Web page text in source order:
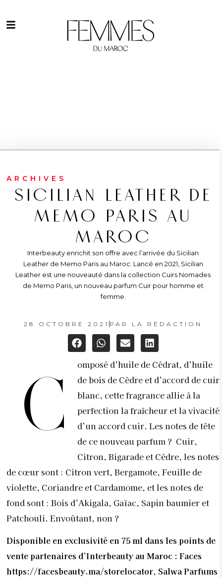
ARCHIVES
SICILIAN LEATHER DE
MEMO PARIS AU
MAROC
Interbeauty enrichit son offre avec l’arrivée du Sicilian
Leather de Memo Paris au Maroc. Lancé en 2021, Sicilian
Leather est une nouveauté dans la collection Cuirs Nomades
de Memo Paris, un nouveau parfum Cuir pour homme et
femme.
28 OCTOBRE 2021 PAR LA RÉDACTION
C
omposé d’huile de Cédrat, d’huile
de bois de Cèdre et d’accord de cuir
blanc, cette fragrance allie à la
perfection la fraîcheur et la vivacité
d’un accord cuir. Les notes de tête
de ce nouveau parfum ? Cuir,
Citron, Bigarade et Cèdre, les notes
de cœur sont : Citron vert, Bergamote, Feuille de
violette, Coriandre et Cardamome, et les notes de
fond sont : Bois d’Akigala, Gaïac, Sapin baumier et
Patchouli. Envoûtant, non ?
Disponible en exclusivité en 75 ml dans les points de
vente partenaires d’Interbeauty au Maroc : Faces
https://facesbeauty.ma/storelocator, Salwa Parfums